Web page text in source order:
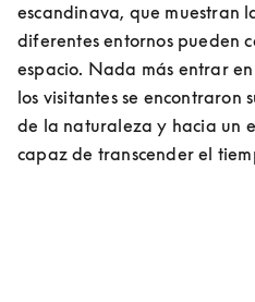
escandinava, que muestran
diferentes entornos pueden
espacio. Nada más entrar
los visitantes se encontraron
de la naturaleza y hacia un
capaz de transcender el